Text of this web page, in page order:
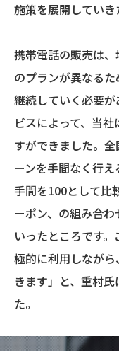
施策を展開していき
携帯電話の販売は
のプランが異なる
継続していく必要
ビスによって、当
すができました。
ーンを手間なく行
手間を100として比
ーポン、の組み合
いったところです
極的に利用しなが
きます」と、重村
た。